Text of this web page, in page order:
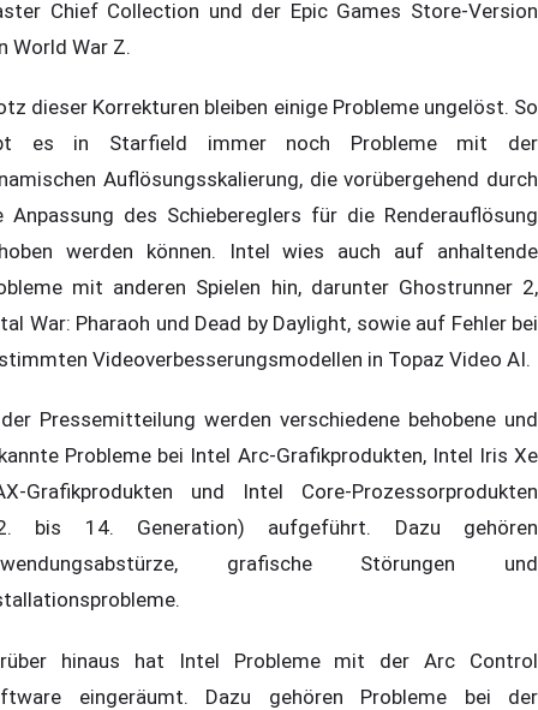
Chief Collection und der Epic Games Store-Version
World War Z.
dieser Korrekturen bleiben einige Probleme ungelöst. So
es in Starfield immer noch Probleme mit der
Auflösungsskalierung, die vorübergehend durch
Anpassung des Schiebereglers für die Renderauflösung
werden können. Intel wies auch auf anhaltende
mit anderen Spielen hin, darunter Ghostrunner 2,
War: Pharaoh und Dead by Daylight, sowie auf Fehler bei
Videoverbesserungsmodellen in Topaz Video AI.
Pressemitteilung werden verschiedene behobene und
Probleme bei Intel Arc-Grafikprodukten, Intel Iris Xe
Grafikprodukten und Intel Core-Prozessorprodukten
bis 14. Generation) aufgeführt. Dazu gehören
grafische Störungen und
hinaus hat Intel Probleme mit der Arc Control
eingeräumt. Dazu gehören Probleme bei der